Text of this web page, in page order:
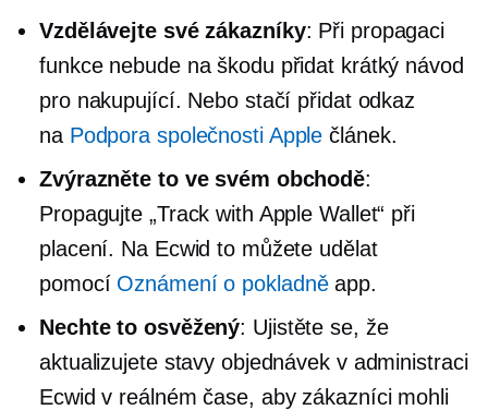
Vzdělávejte své zákazníky: Při propagaci
funkce nebude na škodu přidat krátký návod
pro nakupující. Nebo stačí přidat odkaz
na Podpora společnosti Apple článek.
Zvýrazněte to ve svém obchodě:
Propagujte „Track with Apple Wallet“ při
placení. Na Ecwid to můžete udělat
pomocí Oznámení o pokladněapp.
Nechte toosvěžený: Ujistěte se, že
aktualizujete stavy objednávek v administraci
Ecwid v reálném čase, aby zákazníci mohli